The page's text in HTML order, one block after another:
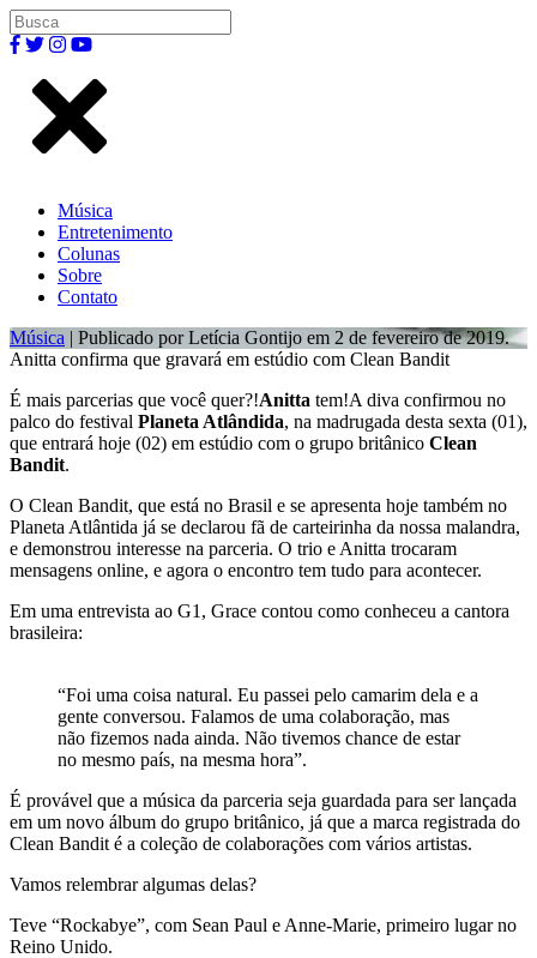
Música
Entretenimento
Colunas
Sobre
Contato
Música | Publicado por Letícia Gontijo em 2 de fevereiro de 2019.
Anitta confirma que gravará em estúdio com Clean Bandit
É mais parcerias que você quer?!Anitta tem!A diva confirmou no
palco do festival Planeta Atlândida, na madrugada desta sexta (01),
que entrará hoje (02) em estúdio com o grupo britânico Clean
Bandit.
O Clean Bandit, que está no Brasil e se apresenta hoje também no
Planeta Atlântida já se declarou fã de carteirinha da nossa malandra,
e demonstrou interesse na parceria. O trio e Anitta trocaram
mensagens online, e agora o encontro tem tudo para acontecer.
Em uma entrevista ao G1, Grace contou como conheceu a cantora
brasileira:
“Foi uma coisa natural. Eu passei pelo camarim dela e a
gente conversou. Falamos de uma colaboração, mas
não fizemos nada ainda. Não tivemos chance de estar
no mesmo país, na mesma hora”.
É provável que a música da parceria seja guardada para ser lançada
em um novo álbum do grupo britânico, já que a marca registrada do
Clean Bandit é a coleção de colaborações com vários artistas.
Vamos relembrar algumas delas?
Teve “Rockabye”, com Sean Paul e Anne-Marie, primeiro lugar no
Reino Unido.